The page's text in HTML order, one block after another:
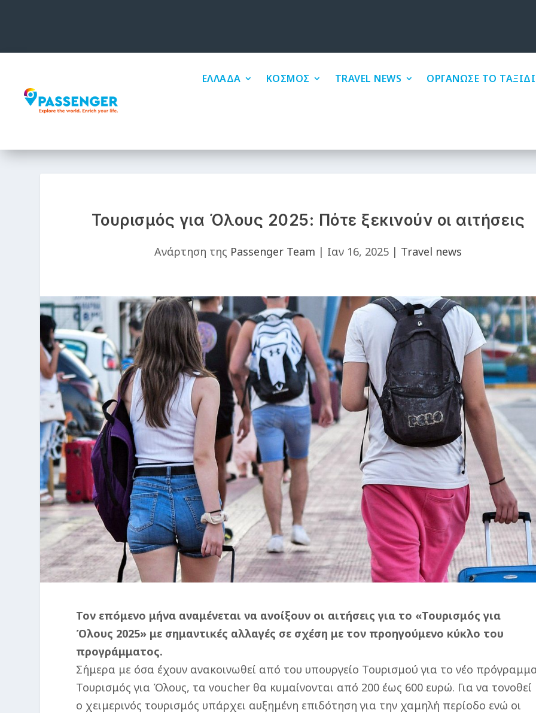
ΕΛΛΑΔΑ ΚΟΣΜΟΣ TRAVEL NEWS ΟΡΓΑΝΩΣΕ ΤΟ
Τουρισμός για Όλους 2025: Πότε ξεκινούν οι αιτήσεις
Ανάρτηση της Passenger Team | Ιαν 16, 2025| Travel news
Τον επόμενο μήνα αναμένεται να ανοίξουν οι αιτήσεις για το «Τουρισμός για
Όλους 2025» με σημαντικές αλλαγές σε σχέση με τον προηγούμενο κύκλο του
προγράμματος.
Σήμερα με όσα έχουν ανακοινωθεί από του υπουργείο Τουρισμού για το νέο
Τουρισμός για Όλους, τα voucher θα κυμαίνονται από 200 έως 600 ευρώ. Για να τονοθεί
ο χειμερινός τουρισμός υπάρχει αυξημένη επιδότηση για την χαμηλή περίοδο ενώ οι